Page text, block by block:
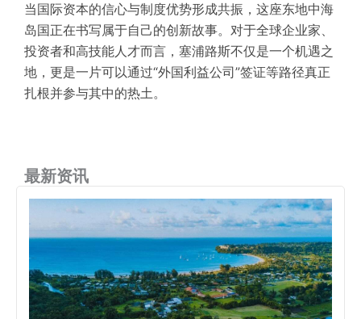
当国际资本的信心与制度优势形成共振，这座东地中海
岛国正在书写属于自己的创新故事。对于全球企业家、
投资者和高技能人才而言，塞浦路斯不仅是一个机遇之
地，更是一片可以通过“外国利益公司”签证等路径真正
扎根并参与其中的热土。
最新资讯